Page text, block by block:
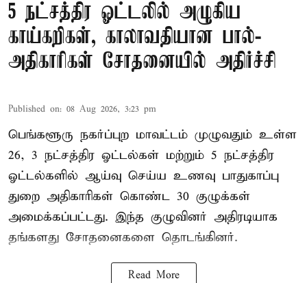
5 நட்சத்திர ஓட்டலில் அழுகிய
காய்கறிகள், காலாவதியான பால்-
அதிகாரிகள் சோதனையில் அதிர்ச்சி
Published on: 08 Aug 2026, 3:23 pm
பெங்களூரு நகர்ப்புற மாவட்டம் முழுவதும் உள்ள
26, 3 நட்சத்திர ஓட்டல்கள் மற்றும் 5 நட்சத்திர
ஓட்டல்களில் ஆய்வு செய்ய உணவு பாதுகாப்பு
துறை அதிகாரிகள் கொண்ட 30 குழுக்கள்
அமைக்கப்பட்டது. இந்த குழுவினர் அதிரடியாக
தங்களது சோதனைகளை தொடங்கினர்.
Read More